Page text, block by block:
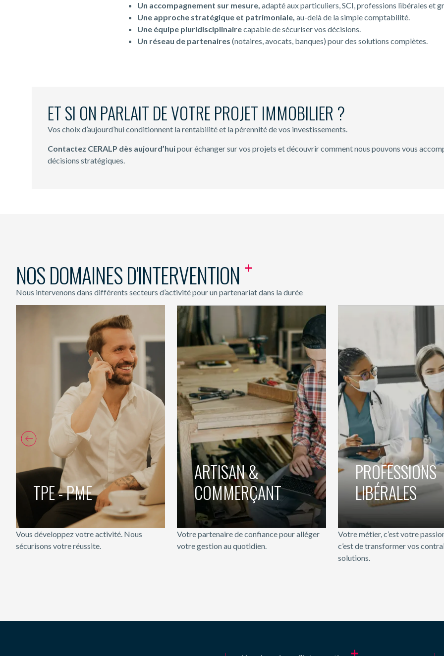
Un accompagnement sur mesure, adapté aux particuliers, SCI, professions libérales et
Une approche stratégique et patrimoniale, au-delà de la simple comptabilité.
Une équipe pluridisciplinairecapable de sécuriser vos décisions.
Un réseau de partenaires (notaires, avocats, banques) pour des solutions complètes.
ET SI ON PARLAIT DE VOTRE PROJET IMMOBILIER ?
Vos choix d’aujourd’hui conditionnent la rentabilité et la pérennité de vos investissements.
Contactez CERALP dès aujourd’huipour échanger sur vos projets et découvrir comment nous pouvons vous
décisions stratégiques.
NOS DOMAINES D'INTERVENTION
Nous intervenons dans différents secteurs d’activité pour un partenariat dans la durée
TPE - PME
TPE - PME
Vous développez votre activité. Nous
sécurisons votre réussite.
ARTISAN &
COMMERÇANT
ARTISAN &
COMMERÇANT
Votre partenaire de confiance pour alléger
votre gestion au quotidien.
PROFESSIONS
LIBÉRALES
PROFESSIONS
LIBÉRALES
Votre métier, c’est votre
c’est de transformer vos
solutions.